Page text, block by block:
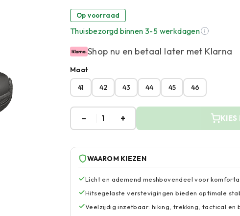
Op voorraad
Thuisbezorgd binnen 3-5 werkdagen
Shop nu en betaal later met Klarna
Maat
41
42 43 44 45 46
– 1 + KIES
WAAROM KIEZEN
Licht en ademend meshbovendeel voor
Hitsegelaste verstevigingen bieden optimale
Veelzijdig inzetbaar: hiking, trekking, tactical en